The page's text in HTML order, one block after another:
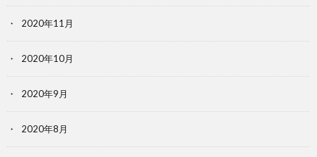
2020年11月
2020年10月
2020年9月
2020年8月